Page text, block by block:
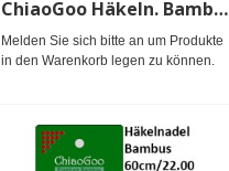
ChiaoGoo Häkeln. Bambus Seillänge 60cm/11.50
Melden Sie sich bitte an um Produkte
in den Warenkorb legen zu können.